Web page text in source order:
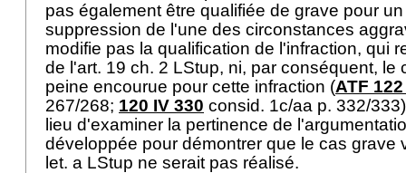
pas également être qualifiée de grave pour
suppression de l'une des circonstances
modifie pas la qualification de l'infraction, qui
de l'art. 19 ch. 2 LStup, ni, par conséquent, le
peine encourue pour cette infraction (ATF
267/268; 120 IV 330 consid. 1c/aa p. 332/
lieu d'examiner la pertinence de
développée pour démontrer que le cas grave
let. a LStup ne serait pas réalisé.